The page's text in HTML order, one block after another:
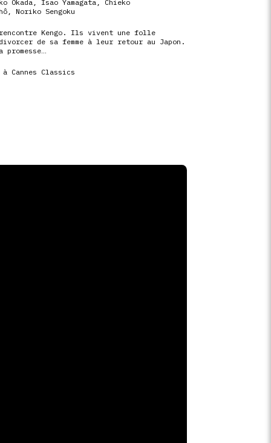
Okada,Isao Yamagata , Chieko
,Noriko Sengoku
rencontre Kengo. Ils vivent une folle
de sa femme à leur retour au Japon.
Cannes Classics